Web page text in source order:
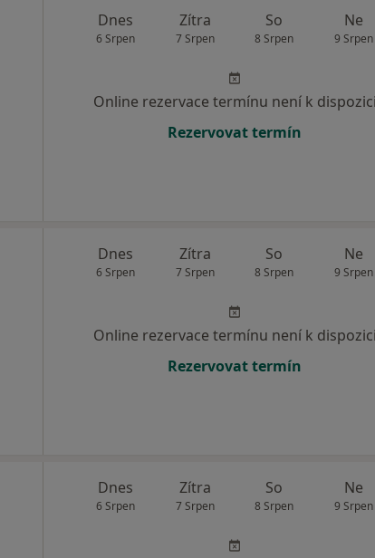
Dnes
6 Srpen
Zítra
7 Srpen
So
8 Srpen
Ne
9 Srpen
Online rezervace termínu není k dispozici
Rezervovat termín
Dnes
6 Srpen
Zítra
7 Srpen
So
8 Srpen
Ne
9 Srpen
Online rezervace termínu není k dispozici
Rezervovat termín
Dnes
6 Srpen
Zítra
7 Srpen
So
8 Srpen
Ne
9 Srpen